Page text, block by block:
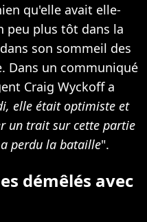
qu'elle avait elle-
peu plus tôt dans la
son sommeil des
Dans un communiqué
Craig Wyckoff a
elle était optimiste et
un trait sur cette partie
perdu la bataille".
démêlés avec